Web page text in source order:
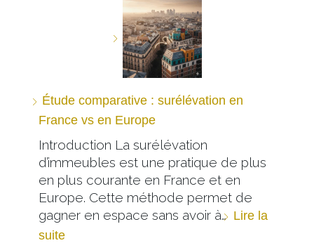
Étude comparative : surélévation en
France vs en Europe
Introduction La surélévation
d’immeubles est une pratique de plus
en plus courante en France et en
Europe. Cette méthode permet de
gagner en espace sans avoir à… Lire la
suite